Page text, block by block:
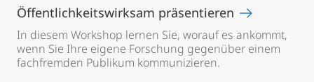
Öffentlichkeitswirksam präsentieren
In diesem Workshop lernen Sie, worauf es ankommt,
wenn Sie Ihre eigene Forschung gegenüber einem
fachfremden Publikum kommunizieren.